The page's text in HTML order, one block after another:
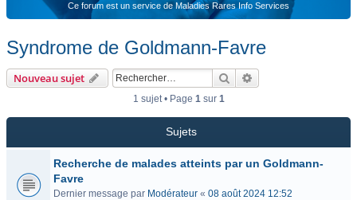
Ce forum est un service de Maladies Rares Info Services
Syndrome de Goldmann-Favre
Nouveau sujet Rechercher
1 sujet • Page 1sur 1
Sujets
Recherche de malades atteints par un Goldmann-
Favre
Dernier message par Modérateur « 08 août 2024 12:52